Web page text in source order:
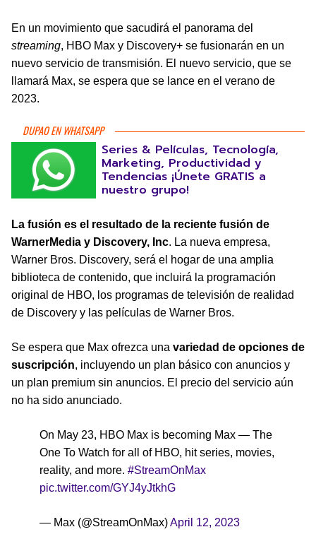
En un movimiento que sacudirá el panorama del
streaming, HBO Max y Discovery+ se fusionarán en un
nuevo servicio de transmisión. El nuevo servicio, que se
llamará Max, se espera que se lance en el verano de
2023.
DUPAO EN WHATSAPP
Series & Películas, Tecnología,
Marketing, Productividad y
Tendencias ¡Únete GRATIS a
nuestro grupo!
La fusión es el resultado de la reciente fusión de
WarnerMedia y Discovery, Inc. La nueva empresa,
Warner Bros. Discovery, será el hogar de una amplia
biblioteca de contenido, que incluirá la programación
original de HBO, los programas de televisión de realidad
de Discovery y las películas de Warner Bros.
Se espera que Max ofrezca una variedad de opciones de
suscripción, incluyendo un plan básico con anuncios y
un plan premium sin anuncios. El precio del servicio aún
no ha sido anunciado.
On May 23, HBO Max is becoming Max — The
One To Watch for all of HBO, hit series, movies,
reality, and more. #StreamOnMax
pic.twitter.com/GYJ4yJtkhG
— Max (@StreamOnMax)April 12, 2023